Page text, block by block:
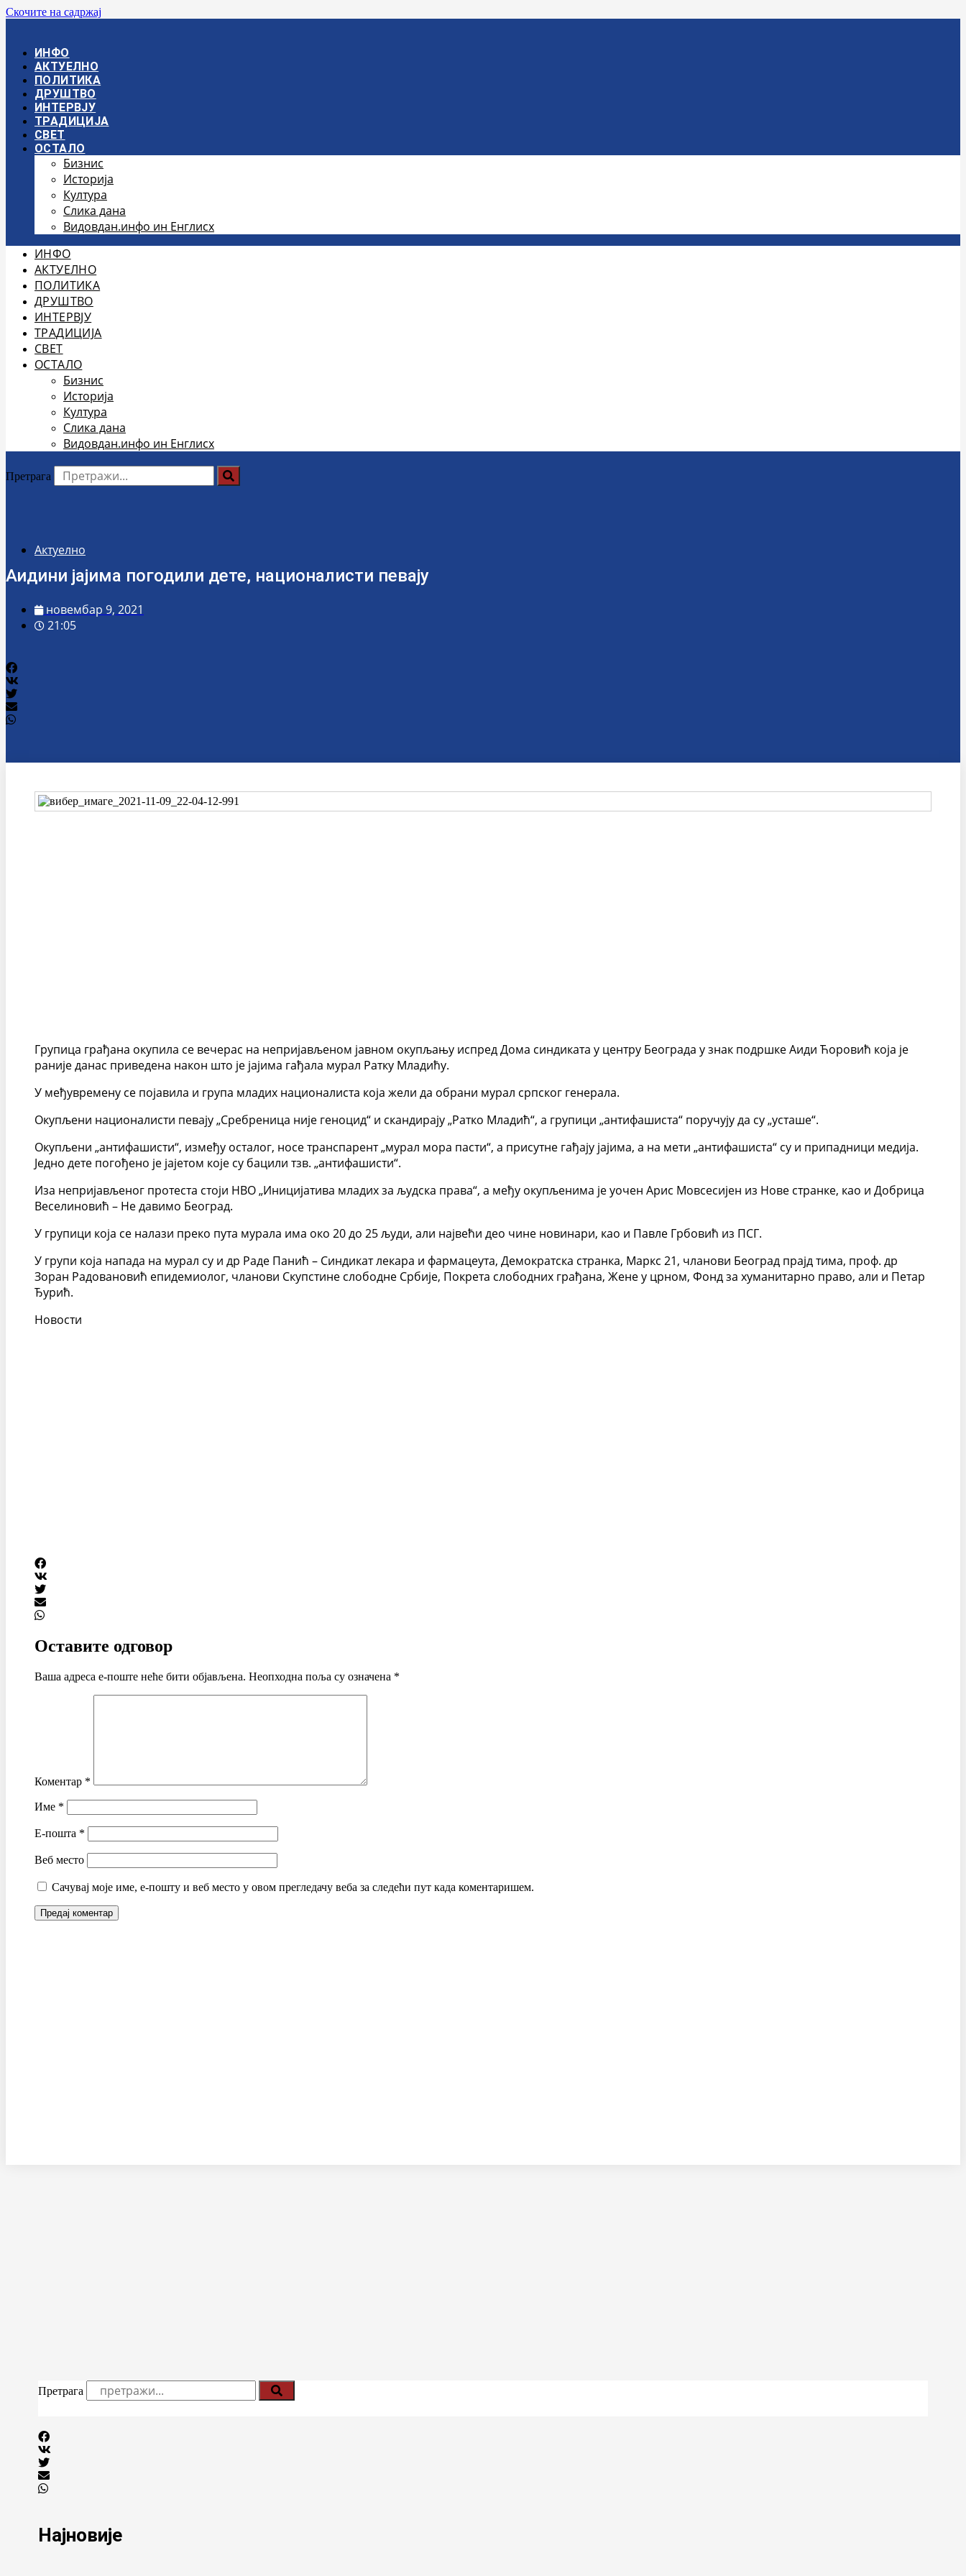
Скочите на садржај
ИНФО
АКТУЕЛНО
ПОЛИТИКА
ДРУШТВО
ИНТЕРВЈУ
ТРАДИЦИЈА
СВЕТ
ОСТАЛО
Бизнис
Историја
Култура
Слика дана
Видовдан.инфо ин Енглисх
ИНФО
АКТУЕЛНО
ПОЛИТИКА
ДРУШТВО
ИНТЕРВЈУ
ТРАДИЦИЈА
СВЕТ
ОСТАЛО
Бизнис
Историја
Култура
Слика дана
Видовдан.инфо ин Енглисх
Претрага
Актуелно
Аидини јајима погодили дете, националисти певају
новембар 9, 2021
21:05
Групица грађана окупила се вечерас на непријављеном јавном окупљању испред Дома синдиката у центру Београда у знак подршке Аиди Ћоровић која је
раније данас приведена након што је јајима гађала мурал Ратку Младићу.
У међувремену се појавила и група младих националиста која жели да обрани мурал српског генерала.
Окупљени националисти певају „Сребреница није геноцид“ и скандирају „Ратко Младић“, а групици „антифашиста“ поручују да су „усташе“.
Окупљени „антифашисти“, између осталог, носе транспарент „мурал мора пасти“, а присутне гађају јајима, а на мети „антифашиста“ су и припадници медија.
Једно дете погођено је јајетом које су бацили тзв. „антифашисти“.
Иза непријављеног протеста стоји НВО „Иницијатива младих за људска права“, а међу окупљенима је уочен Арис Мовсесијен из Нове странке, као и Добрица
Веселиновић – Не давимо Београд.
У групици која се налази преко пута мурала има око 20 до 25 људи, али највећи део чине новинари, као и Павле Грбовић из ПСГ.
У групи која напада на мурал су и др Раде Панић – Синдикат лекара и фармацеута, Демократска странка, Маркс 21, чланови Београд прајд тима, проф. др
Зоран Радовановић епидемиолог, чланови Скупстине слободне Србије, Покрета слободних грађана, Жене у црном, Фонд за хуманитарно право, али и Петар
Ђурић.
Новости
Оставите одговор
Ваша адреса е-поште неће бити објављена. Неопходна поља су означена *
Коментар *
Име *
Е-пошта *
Веб место
Сачувај моје име, е-пошту и веб место у овом прегледачу веба за следећи пут када коментаришем.
Претрага
Најновије